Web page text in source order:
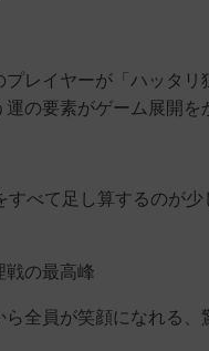
レイヤーが「ハッタリ
の要素がゲーム展開を
べて足し算するのが
の最高峰
全員が笑顔になれる